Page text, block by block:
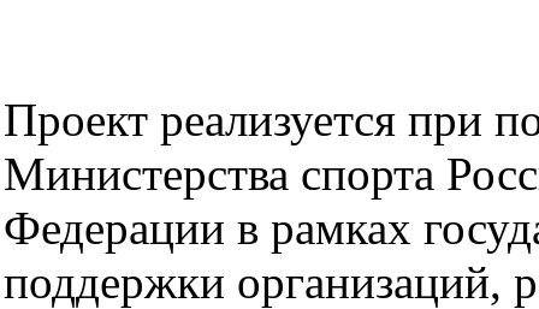
Проект реализуется при
Министерства спорта
Федерации в рамках
поддержки организаций,